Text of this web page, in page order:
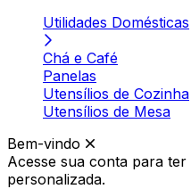
Utilidades Domésticas
Chá e Café
Panelas
Utensílios de Cozinha
Utensílios de Mesa
Bem-vindo
Acesse sua conta para ter
personalizada.